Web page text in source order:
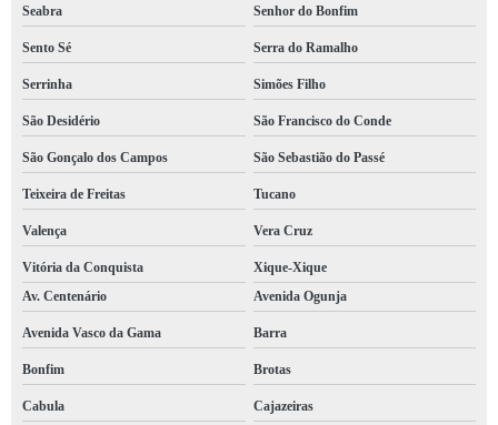
brigada de incêndio contratar Amargosa
Seabra Senhor do Bonfim
Sento Sé Serra do Ramalho
Serrinha Simões Filho
São Desidério São Francisco do Conde
São Gonçalo dos Campos São Sebastião do Passé
Teixeira de Freitas Tucano
Valença Vera Cruz
Vitória da Conquista
Xique-Xique
Av. Centenário
Avenida Ogunja
Avenida Vasco da Gama Barra
Bonfim Brotas
Cabula Cajazeiras